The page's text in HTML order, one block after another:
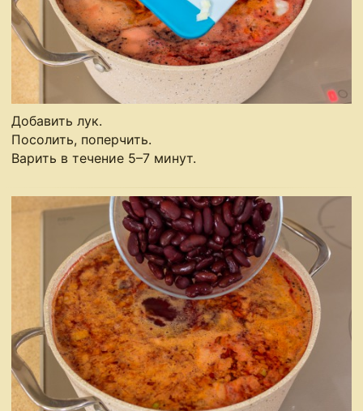
Добавить лук.
Посолить, поперчить.
Варить в течение 5–7 минут.